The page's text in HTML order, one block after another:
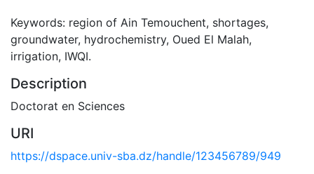
Keywords: region of Ain Temouchent, shortages,
groundwater, hydrochemistry, Oued El Malah,
irrigation, IWQI.
Description
Doctorat en Sciences
URI
https://dspace.univ-sba.dz/handle/123456789/949